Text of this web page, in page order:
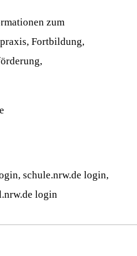
zum
Fortbildung,
schule.nrw.de login,
login